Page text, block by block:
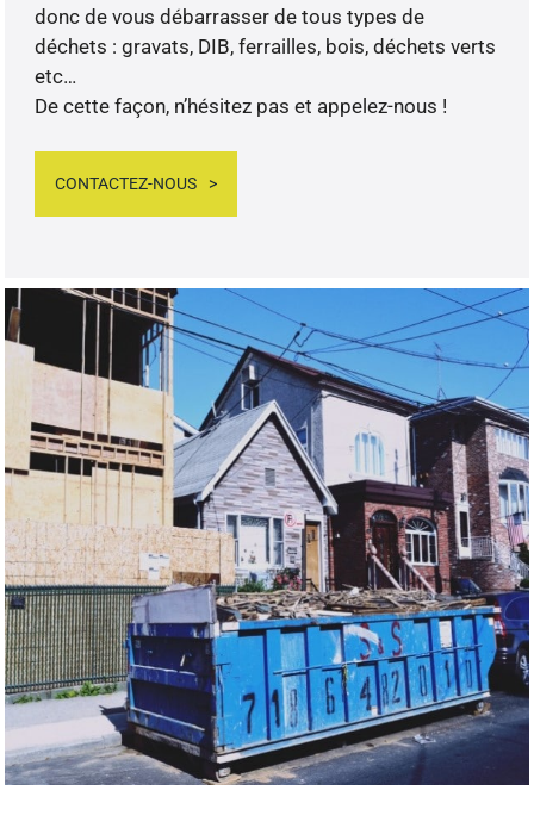
donc de vous débarrasser de tous types de
déchets : gravats, DIB, ferrailles, bois, déchets verts
etc…
De cette façon, n’hésitez pas et appelez-nous !
CONTACTEZ-NOUS